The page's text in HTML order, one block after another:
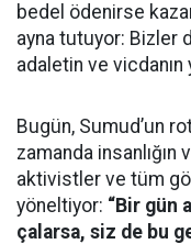
bedel ödenirse
ayna tutuyor: Bizler
adaletin ve vicdanın
Bugün, Sumud’un
zamanda insanlığın
aktivistler ve tüm
yöneltiyor: “Bir gün
çalarsa, siz de bu